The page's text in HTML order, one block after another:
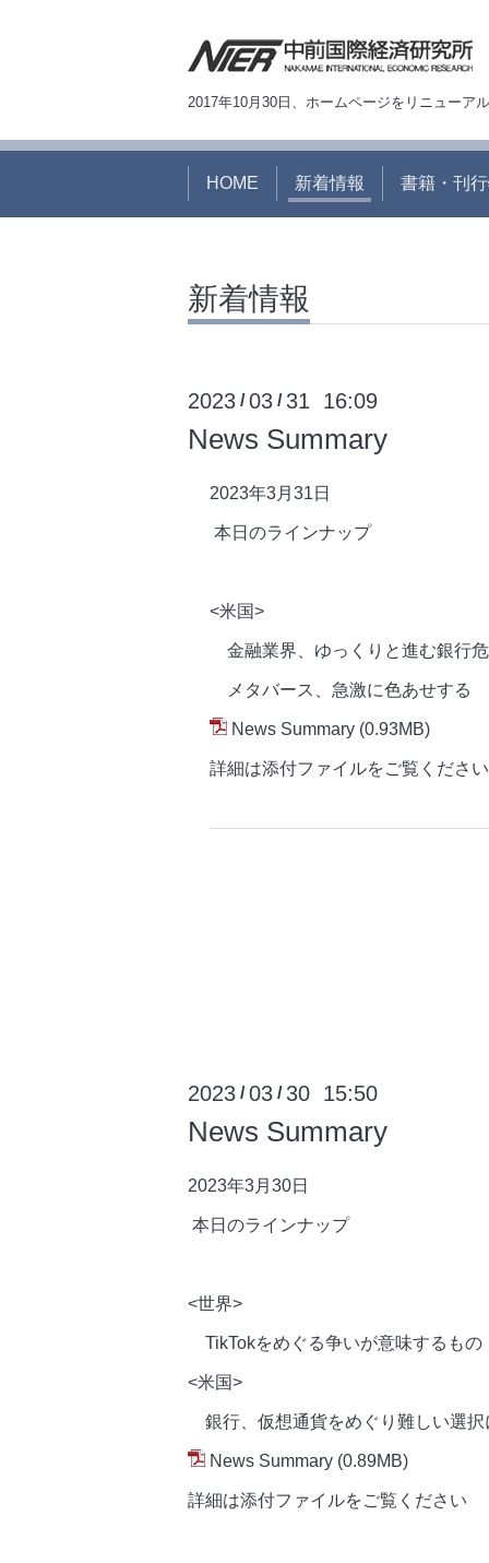
2017年10月30日、ホームページをリニュー
HOME 新着情報 書籍・刊
新着情報
2023 /03 / 31 16:09
News Summary
2023年3月 31日
本日のラインナップ
<米国>
金融業界、ゆっくりと進む銀行
メタバース、急激に色あせする
News Summary (0.93MB)
詳細は添付ファイルをご覧ください
2023 /03 / 30 15:50
News Summary
2023年3月 30日
本日のラインナップ
<世界>
TikTokをめぐる争いが意味するもの
<米国>
銀行、仮想通貨をめぐり難しい選択
News Summary (0.89MB)
詳細は添付ファイルをご覧ください